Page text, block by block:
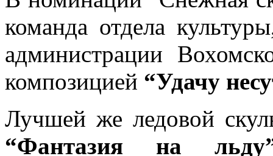
команда отдела
администрации
композицией “Удачу
Лучшей же ледовой
“Фантазия на